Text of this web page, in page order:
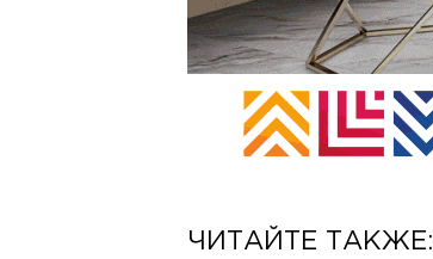
ЧИТАЙТЕ ТАКЖЕ: